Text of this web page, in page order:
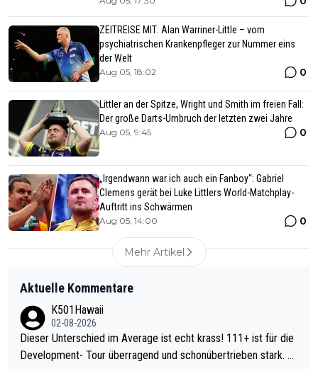
ZEITREISE MIT: Alan Warriner-Little – vom
psychiatrischen Krankenpfleger zur Nummer eins
der Welt
Aug 05, 18:02 0
Littler an der Spitze, Wright und Smith im freien Fall:
Der große Darts-Umbruch der letzten zwei Jahre
Aug 05, 9:45 0
„Irgendwann war ich auch ein Fanboy“: Gabriel
Clemens gerät bei Luke Littlers World-Matchplay-
Auftritt ins Schwärmen
Aug 05, 14:00 0
Mehr Artikel
Aktuelle Kommentare
K501Hawaii
02-08-2026
Dieser Unterschied im Average ist echt krass! 111+ ist für die
Development- Tour überragend und schonübertrieben stark. U